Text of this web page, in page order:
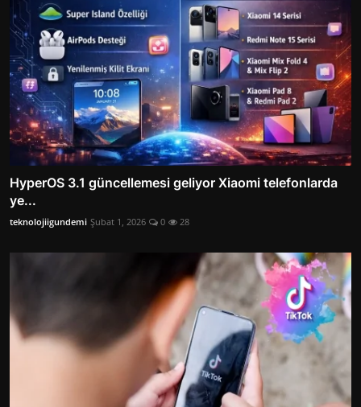
HyperOS 3.1 güncellemesi geliyor Xiaomi telefonlarda
ye...
teknolojiigundemi Şubat 1, 2026 0 28